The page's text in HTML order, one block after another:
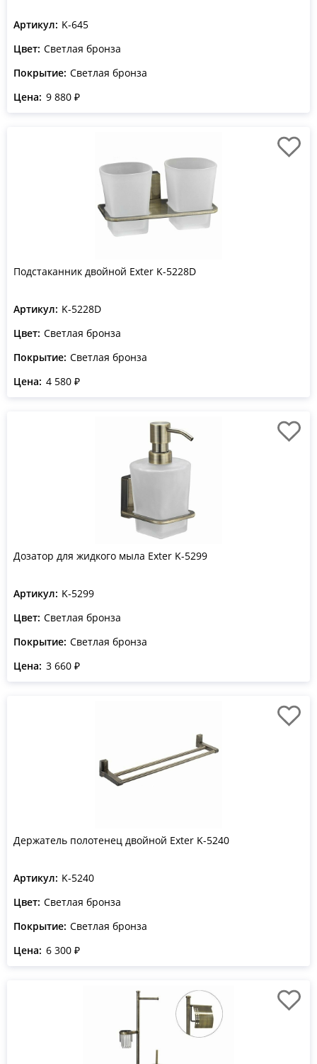
Артикул: K-645
Цвет: Светлая бронза
Покрытие: Светлая бронза
Цена: 9 880 ₽
Подстаканник двойной Exter K-5228D
Артикул: K-5228D
Цвет: Светлая бронза
Покрытие: Светлая бронза
Цена: 4 580 ₽
Дозатор для жидкого мыла Exter K-5299
Артикул: K-5299
Цвет: Светлая бронза
Покрытие: Светлая бронза
Цена: 3 660 ₽
Держатель полотенец двойной Exter K-5240
Артикул: K-5240
Цвет: Светлая бронза
Покрытие: Светлая бронза
Цена: 6 300 ₽